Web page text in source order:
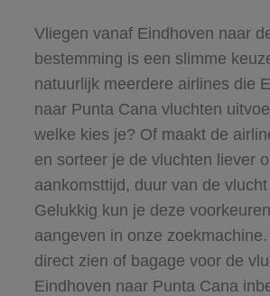
Vliegen vanaf Eindhoven naar
bestemming is een slimme
natuurlijk meerdere airlines die
naar Punta Cana vluchten
welke kies je? Of maakt de
en sorteer je de vluchten liever
aankomsttijd, duur van de
Gelukkig kun je deze
aangeven in onze
direct zien of bagage voor de
Eindhoven naar Punta Cana